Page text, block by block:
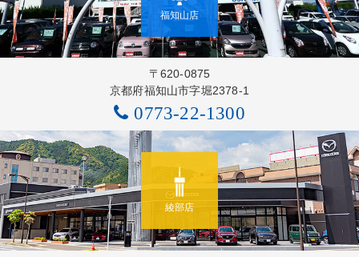
福知山店
〒620-0875
京都府福知山市字堀2378-1
0773-22-1300
綾部店